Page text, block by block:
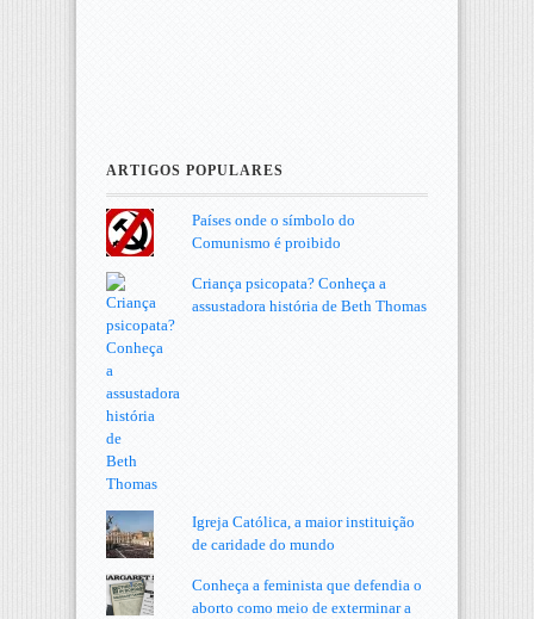
ARTIGOS POPULARES
Países onde o símbolo do
Comunismo é proibido
Criança psicopata? Conheça a
assustadora história de Beth Thomas
Igreja Católica, a maior instituição
de caridade do mundo
Conheça a feminista que defendia o
aborto como meio de exterminar a